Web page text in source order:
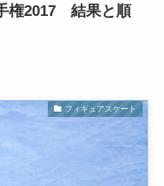
権2017 結果と順
フィギュアスケート